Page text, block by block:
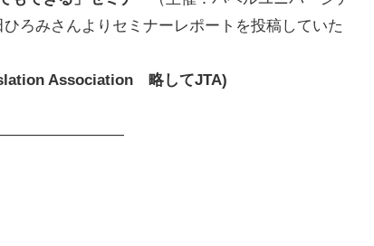
ろみさんよりセミナーレポートを投稿していた
Association 略してJTA)